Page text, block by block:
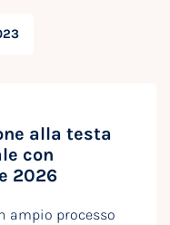
alla testa
con
2026
ampio processo